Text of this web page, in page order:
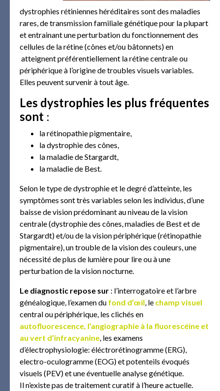
dystrophies rétiniennes héréditaires sont des maladies
rares, de transmission familiale génétique pour la plupart
et entrainant une perturbation du fonctionnement des
cellules de la rétine (cônes et/ou bâtonnets) en
atteignent préférentiellement la rétine centrale ou
périphérique à l’origine de troubles visuels variables.
Elles peuvent survenir à tout âge.
Les dystrophies les plus fréquentes
sont :
la rétinopathie pigmentaire,
la dystrophie des cônes,
la maladie de Stargardt,
la maladie de Best.
Selon le type de dystrophie et le degré d’atteinte, les
symptômes sont très variables selon les individus, d’une
baisse de vision prédominant au niveau de la vision
centrale (dystrophie des cônes, maladies de Best et de
Stargardt) et/ou de la vision périphérique (rétinopathie
pigmentaire), un trouble de la vision des couleurs, une
nécessité de plus de lumière pour lire ou à une
perturbation de la vision nocturne.
Le diagnostic repose sur : l’interrogatoire et l’arbre
généalogique, l’examen du fond d’œil, le champ visuel
central ou périphérique, les clichés en
autofluorescence, l’angiographie à la fluorescéine et
au vert d’infracyanine, les examens
d’électrophysiologie: éléctrorétinogramme (ERG),
electro-oculogramme (EOG) et potenteils évoqués
visuels (PEV) et une éventuelle analyse génétique.
Il n’existe pas de traitement curatif à l’heure actuelle.